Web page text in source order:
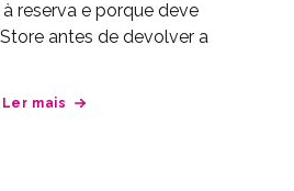
reserva e porque deve
antes de devolver a
Ler mais